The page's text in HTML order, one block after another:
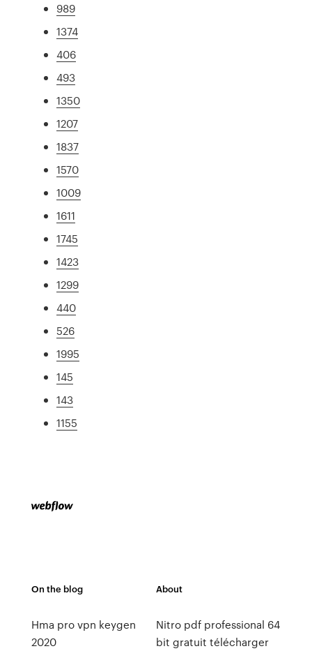
989
1374
406
493
1350
1207
1837
1570
1009
1611
1745
1423
1299
440
526
1995
145
143
1155
On the blog
Hma pro vpn keygen
2020
About
Nitro pdf professional 64
bit gratuit télécharger